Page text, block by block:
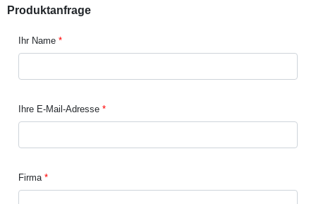
Produktanfrage
Ihr Name
Ihre E-Mail-Adresse
Firma